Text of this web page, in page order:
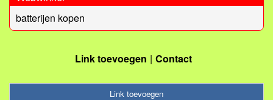
batterijen kopen
Link toevoegen Contact
Link toevoegen